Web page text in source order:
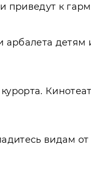
приведут к
арбалета
видам